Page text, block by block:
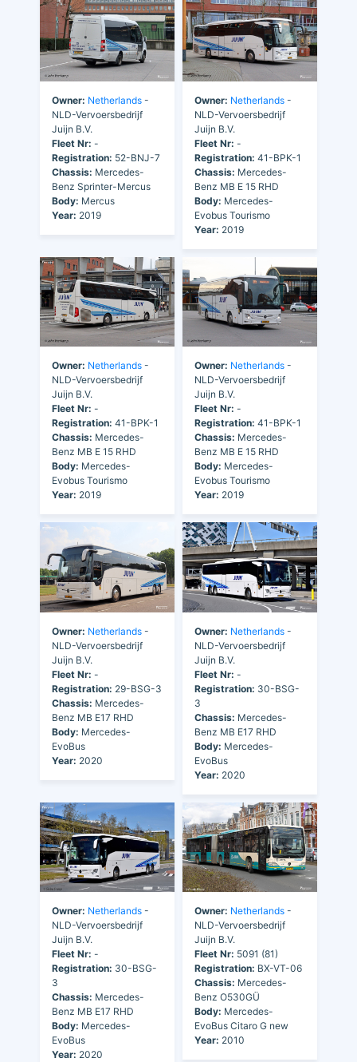
Owner: Netherlands -
NLD-Vervoersbedrijf
Juijn B.V.
Fleet Nr: -
Registration: 52-BNJ-7
Chassis: Mercedes-
Benz Sprinter-Mercus
Body: Mercus
Year: 2019
Owner: Netherlands -
NLD-Vervoersbedrijf
Juijn B.V.
Fleet Nr: -
Registration: 41-BPK-1
Chassis: Mercedes-
Benz MB E 15 RHD
Body: Mercedes-
Evobus Tourismo
Year: 2019
Owner: Netherlands -
NLD-Vervoersbedrijf
Juijn B.V.
Fleet Nr: -
Registration: 41-BPK-1
Chassis: Mercedes-
Benz MB E 15 RHD
Body: Mercedes-
Evobus Tourismo
Year: 2019
Owner: Netherlands -
NLD-Vervoersbedrijf
Juijn B.V.
Fleet Nr: -
Registration: 41-BPK-1
Chassis: Mercedes-
Benz MB E 15 RHD
Body: Mercedes-
Evobus Tourismo
Year: 2019
Owner: Netherlands -
NLD-Vervoersbedrijf
Juijn B.V.
Fleet Nr: -
Registration: 29-BSG-3
Chassis: Mercedes-
Benz MB E17 RHD
Body: Mercedes-
EvoBus
Year: 2020
Owner: Netherlands -
NLD-Vervoersbedrijf
Juijn B.V.
Fleet Nr: -
Registration: 30-BSG-
3
Chassis: Mercedes-
Benz MB E17 RHD
Body: Mercedes-
EvoBus
Year: 2020
Owner: Netherlands -
NLD-Vervoersbedrijf
Juijn B.V.
Fleet Nr: -
Registration: 30-BSG-
3
Chassis: Mercedes-
Benz MB E17 RHD
Body: Mercedes-
EvoBus
Year: 2020
Owner: Netherlands -
NLD-Vervoersbedrijf
Juijn B.V.
Fleet Nr: 5091 (81)
Registration: BX-VT-06
Chassis: Mercedes-
Benz O530GÜ
Body: Mercedes-
EvoBus Citaro G new
Year: 2010